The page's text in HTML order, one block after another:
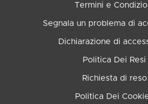
Termini e
Segnala un problema di
Dichiarazione di
Politica Dei Resi
Richiesta di reso
Politica Dei